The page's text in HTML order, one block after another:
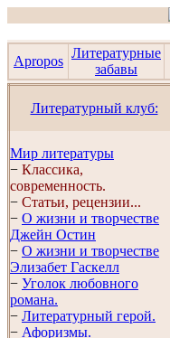
Apropos
Литературные
забавы
Литературный клуб:
Мир литературы
− Классика,
современность.
− Статьи, рецензии...
− О жизни и творчестве
Джейн Остин
− О жизни и творчестве
Элизабет Гaскелл
− Уголок любовного
романа.
− Литературный герой.
− Афоризмы.